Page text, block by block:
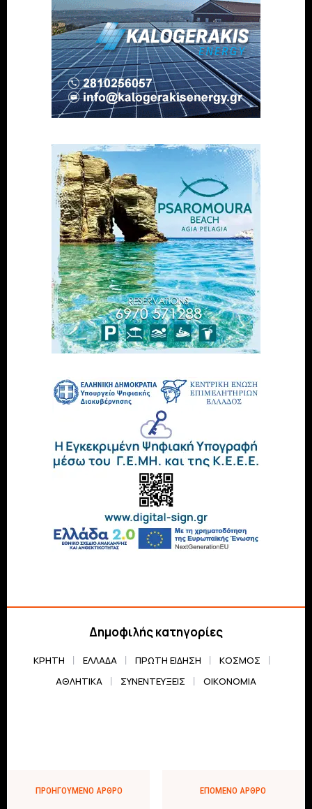
Δημοφιλής κατηγορίες
ΚΡΗΤΗ ΕΛΛΆΔΑ ΠΡΏΤΗ ΕΊΔΗΣΗ
ΚΌΣΜΟΣ
ΑΘΛΗΤΙΚΆ
ΣΥΝΕΝΤΕΎΞΕΙΣ ΟΙΚΟΝΟΜΊΑ
ΠΡΟΗΓΟΎΜΕΝΟ ΆΡΘΡΟ ΕΠΌΜΕΝΟ ΆΡΘΡΟ